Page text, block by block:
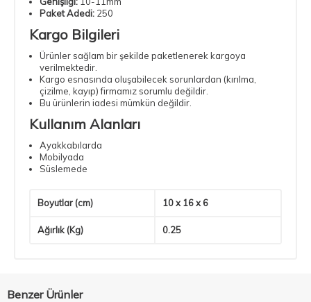
Paket Adedi: 250
Kargo Bilgileri
Ürünler sağlam bir şekilde paketlenerek kargoya
verilmektedir.
Kargo esnasında oluşabilecek sorunlardan (kırılma,
çizilme, kayıp) firmamız sorumlu değildir.
Bu ürünlerin iadesi mümkün değildir.
Kullanım Alanları
Ayakkabılarda
Mobilyada
Süslemede
Boyutlar (cm) 10 x 16 x 6
Ağırlık (Kg) 0.25
Benzer Ürünler